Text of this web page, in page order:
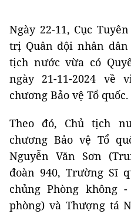
Ngày 22-11, Cục
trị Quân đội nhân
tịch nước vừa có
ngày 21-11-2024 về
chương Bảo vệ Tổ quốc.
Theo đó, Chủ tịch
chương Bảo vệ Tổ
Nguyễn Văn Sơn
đoàn 940, Trường Sĩ
chủng Phòng không
phòng) và Thượng tá